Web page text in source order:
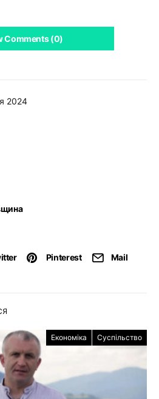
2024
Pinterest Mail
Comments (0)
Економіка Суспільство